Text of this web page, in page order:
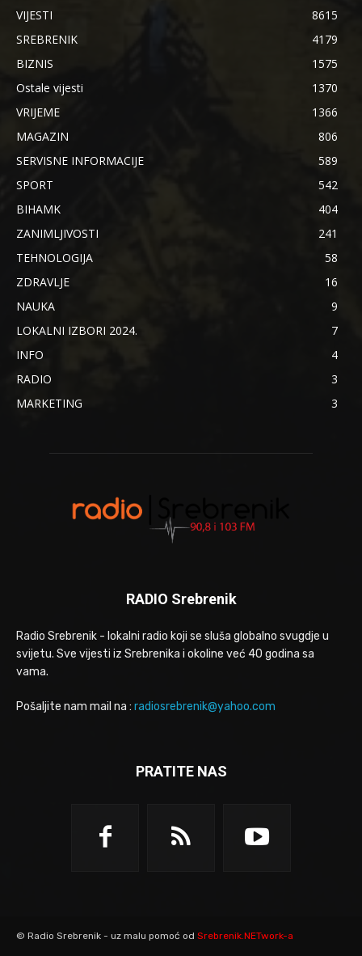
VIJESTI
8615
SREBRENIK
4179
BIZNIS
1575
Ostale vijesti
1370
VRIJEME
1366
MAGAZIN
806
SERVISNE INFORMACIJE
589
SPORT
542
BIHAMK
404
ZANIMLJIVOSTI
241
TEHNOLOGIJA
58
ZDRAVLJE
16
NAUKA
9
LOKALNI IZBORI 2024.
7
INFO
4
RADIO
3
MARKETING
3
RADIO Srebrenik
Radio Srebrenik - lokalni radio koji se sluša globalno svugdje u
svijetu. Sve vijesti iz Srebrenika i okoline već 40 godina sa
vama.
Pošaljite nam mail na : radiosrebrenik@yahoo.com
PRATITE NAS
© Radio Srebrenik - uz malu pomoć od Srebrenik.NETwork-a